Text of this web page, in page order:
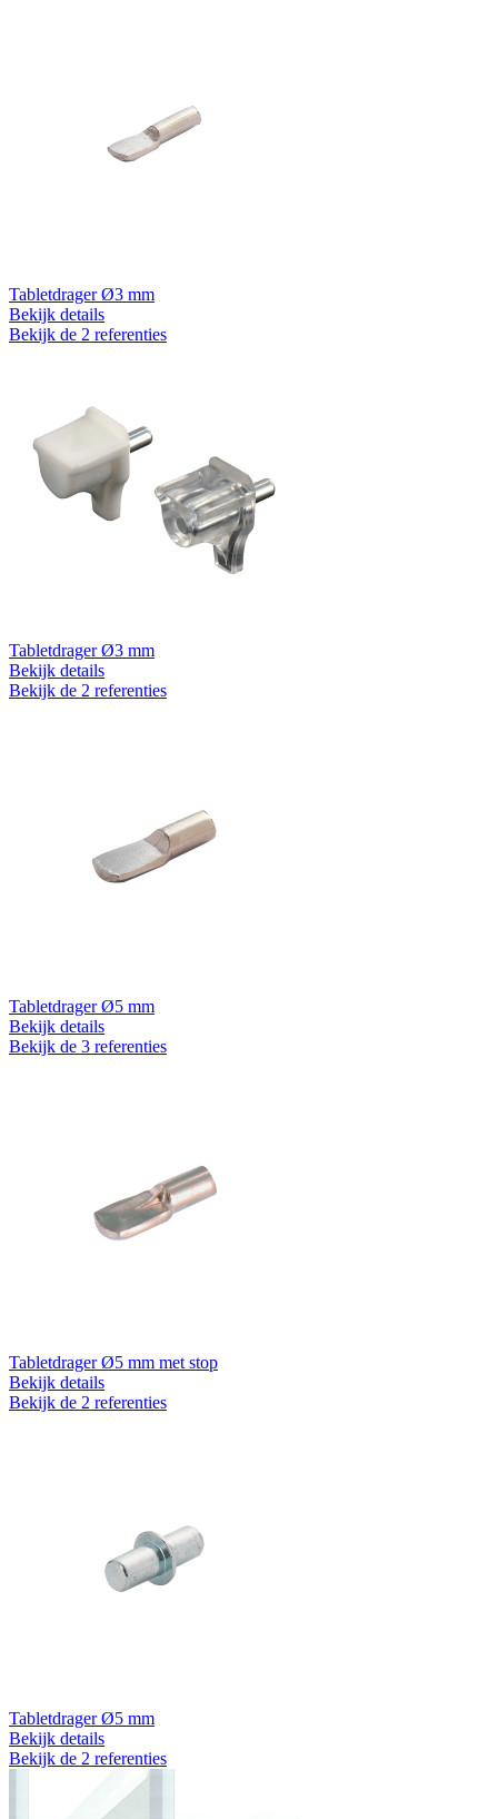
Tabletdrager Ø3 mm
Bekijk details
Bekijk de 2 referenties
Tabletdrager Ø3 mm
Bekijk details
Bekijk de 2 referenties
Tabletdrager Ø5 mm
Bekijk details
Bekijk de 3 referenties
Tabletdrager Ø5 mm met stop
Bekijk details
Bekijk de 2 referenties
Tabletdrager Ø5 mm
Bekijk details
Bekijk de 2 referenties